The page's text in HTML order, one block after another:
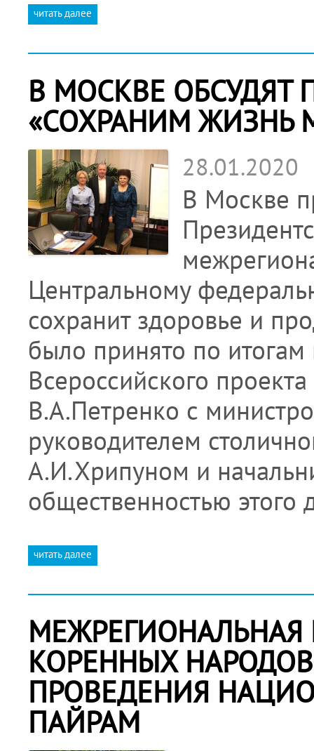
читать далее
В МОСКВЕ ОБСУДЯТ
«СОХРАНИМ ЖИЗНЬ
28.01.2020
В Москве
Центральному
сохранит здоровье и
было принято по итогам
Всероссийского
В.А.Петренко с
руководителем
А.И.Хрипуном и
общественностью
читать далее
КОРЕННЫХ
ПРОВЕДЕНИЯ
ПАЙРАМ